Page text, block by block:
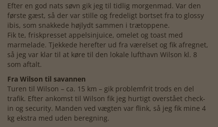
Efter en god nats søvn gik jeg til tidlig morgenmad. Var den
første gæst, så der var stille og fredeligt bortset fra to glossy
ibis, som snakkede højlydt sammen i trætoppene.
Fik te, friskpresset appelsinjuice, omelet og toast med
marmelade. Tjekkede herefter ud fra værelset og fik afregnet,
så jeg var klar til at køre til den lokale lufthavn Wilson kl. 8
som aftalt.
Fra Wilson til savannen
Turen til Wilson – ca. 15 km – gik problemfrit trods en del
trafik. Efter ankomst til Wilson fik jeg hurtigt overstået check-
in og security. Manden ved vægten var flink, så jeg fik mine 4
kg ekstra med uden beregning.